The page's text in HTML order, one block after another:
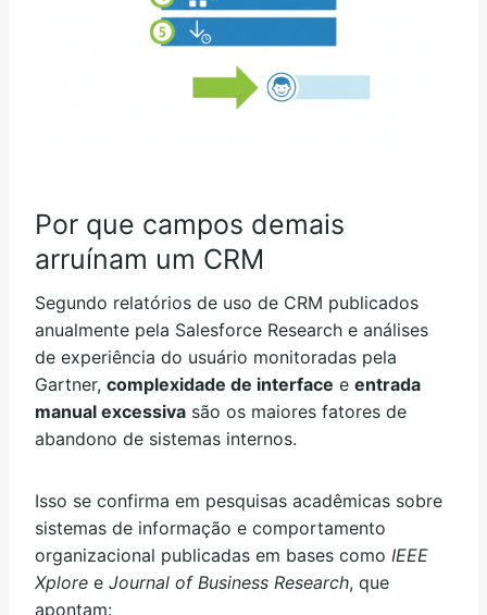
Por que campos demais
arruínam um CRM
Segundo relatórios de uso de CRM publicados
anualmente pela Salesforce Research e análises
de experiência do usuário monitoradas pela
Gartner, complexidade de interface e entrada
manual excessiva são os maiores fatores de
abandono de sistemas internos.
Isso se confirma em pesquisas acadêmicas sobre
sistemas de informação e comportamento
organizacional publicadas em bases como IEEE
Xplore e Journal of Business Research, que
apontam: